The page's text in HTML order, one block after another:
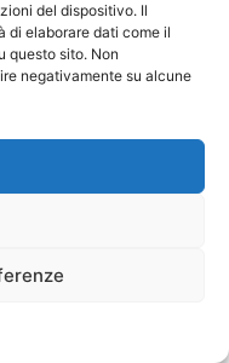
del dispositivo. Il
di elaborare dati come il
questo sito. Non
negativamente su alcune
per il
2030